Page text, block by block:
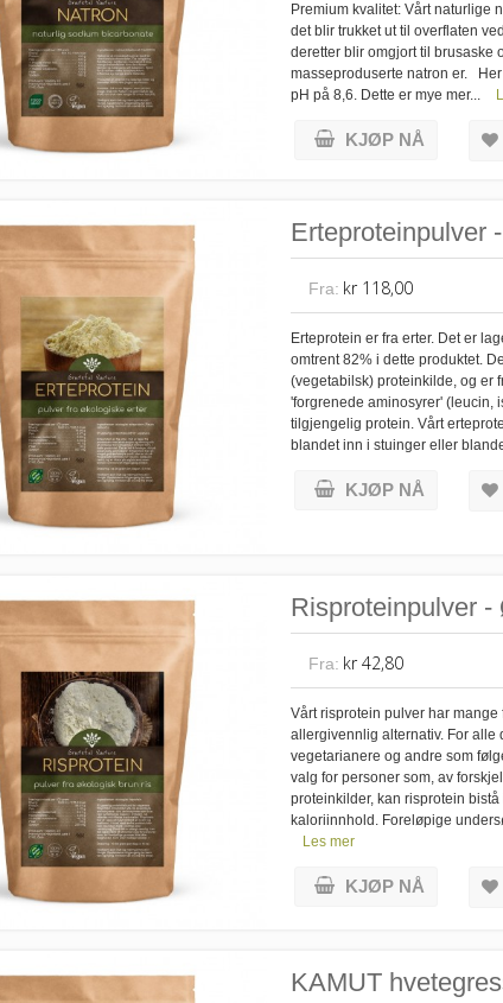
Premium kvalitet: Vårt naturlige
det blir trukket ut til overflaten
deretter blir omgjort til brusaske
masseproduserte natron er.
pH på 8,6. Dette er mye mer...
KJØP NÅ
Erteproteinpulver
Fra: kr 118,00
Erteprotein er fra erter. Det er
omtrent 82% i dette produktet.
(vegetabilsk) proteinkilde, og er
'forgrenede aminosyrer' (leucin,
tilgjengelig protein. Vårt
blandet inn i stuinger eller
KJØP NÅ
Risproteinpulver
Fra: kr 42,80
Vårt risprotein pulver har
allergivennlig alternativ. For alle
vegetarianere og andre som
valg for personer som, av
proteinkilder, kan risprotein
kaloriinnhold. Foreløpige
Les mer
KJØP NÅ
KAMUT